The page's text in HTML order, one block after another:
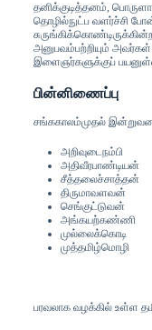
தனிக்குடித்தனம்,
தொழில்நுட்ப வளர்ச்சி
அனுபவம்பற்றியும்
இளைஞர்களுக்குப்
பின்னிணைப்பு
சங்ககாலம்முதல்
அறிவுடைநம்பி
அதிவீரபாண்டியன்
சீத்தலைச்சாத்தன்
திருமாவளவன்
செங்குட்டுவன்
அங்கயற்கண்ணி
முல்லைக்கொடி
முத்தமிழ்மொழி
பரவலாக வழக்கில் உள்ள